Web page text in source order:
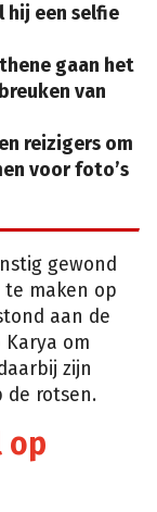
hij een selfie
gaan het
van
reizigers om
voor foto’s
gewond
maken op
aan de
om
zijn
de rotsen.
op